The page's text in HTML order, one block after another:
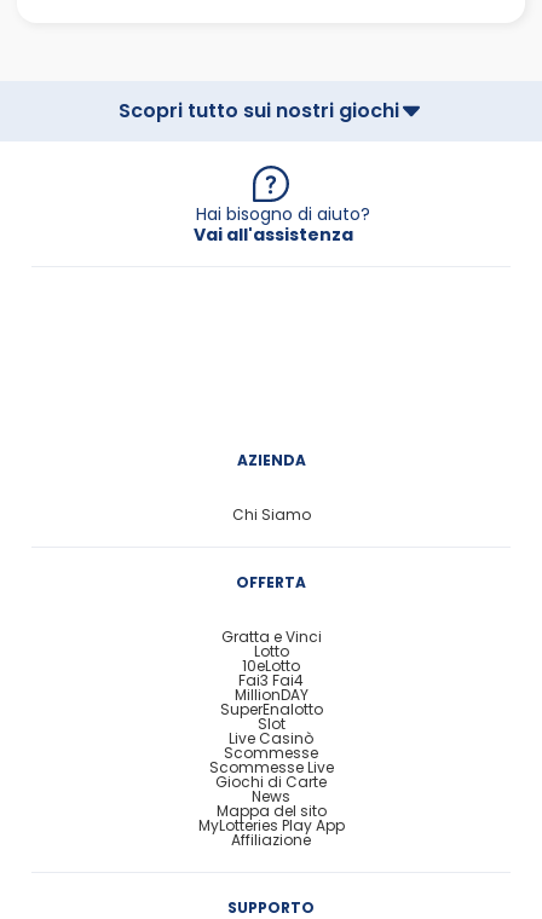
Scopri tutto sui nostri giochi
Hai bisogno di aiuto?
Vai all'assistenza
AZIENDA
Chi Siamo
OFFERTA
Gratta e Vinci
Lotto
10eLotto
Fai3 Fai4
MillionDAY
SuperEnalotto
Slot
Live Casinò
Scommesse
Scommesse Live
Giochi di Carte
News
Mappa del sito
MyLotteries Play App
Affiliazione
SUPPORTO